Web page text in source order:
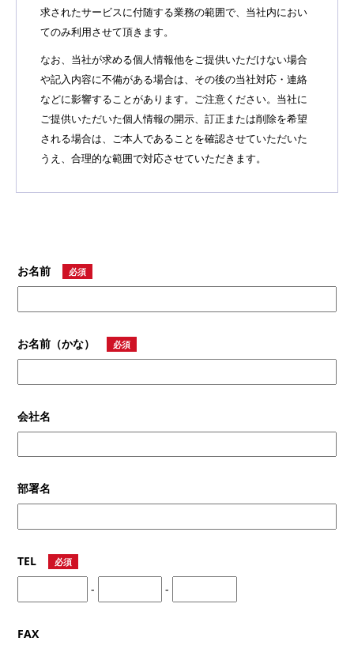
求されたサービスに付随する業務の範囲で、当社内におい
てのみ利用させて頂きます。
なお、当社が求める個人情報他をご提供いただけない場合
や記入内容に不備がある場合は、その後の当社対応・連絡
などに影響することがあります。ご注意ください。当社に
ご提供いただいた個人情報の開示、訂正または削除を希望
される場合は、ご本人であることを確認させていただいた
うえ、合理的な範囲で対応させていただきます。
お名前 必須
お名前（かな） 必須
会社名
部署名
TEL 必須
- -
FAX